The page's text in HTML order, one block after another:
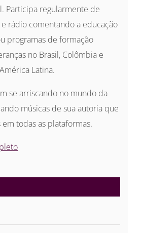
Participa regularmente de
rádio comentando a educação
programas de formação
no Brasil, Colômbia e
Latina.
se arriscando no mundo da
músicas de sua autoria que
todas as plataformas.